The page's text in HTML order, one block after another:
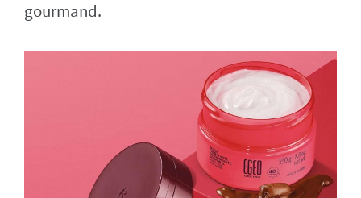
gourmand.